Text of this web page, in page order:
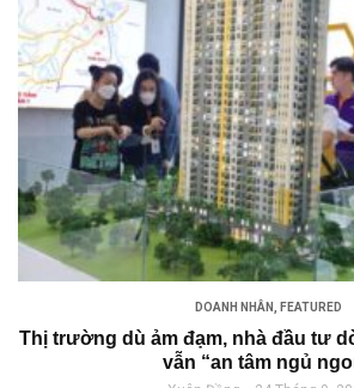
DOANH NHÂN FEATURED
Thị trường dù ảm đạm, nhà đầu tư
vẫn “an tâm ngủ